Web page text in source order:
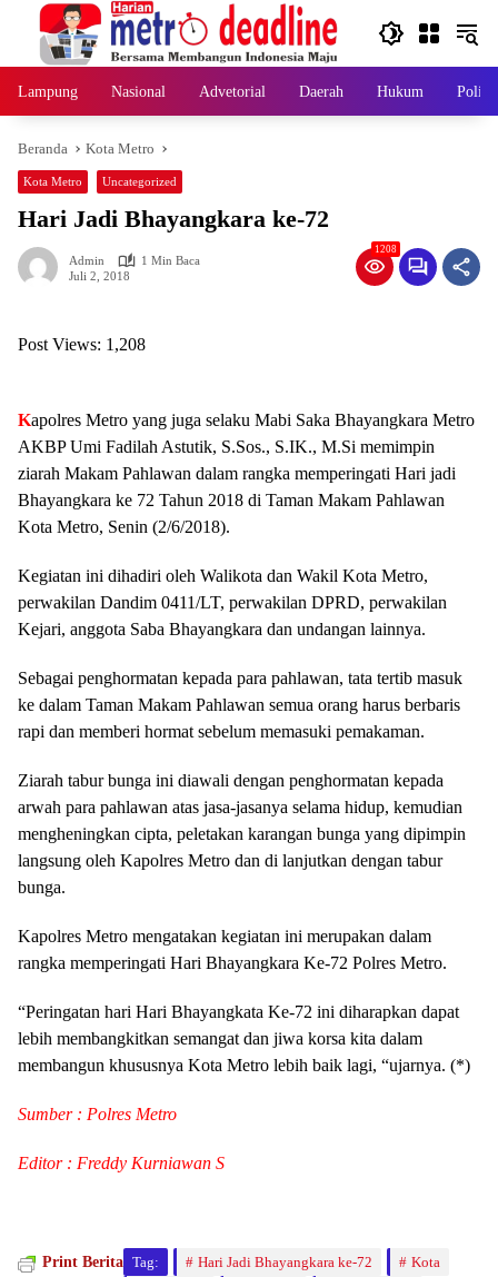
Langsung
konten
Lampung Nasional Advetorial Daerah Hukum Politik
Beranda Kota Metro
Kota Metro Uncategorized
Hari Jadi Bhayangkara ke-72
Admin
1 Min Baca
Juli 2, 2018
1208
Post Views: 1,208
Kapolres Metro yang juga selaku Mabi Saka Bhayangkara Metro
AKBP Umi Fadilah Astutik, S.Sos., S.IK., M.Si memimpin
ziarah Makam Pahlawan dalam rangka memperingati Hari jadi
Bhayangkara ke 72 Tahun 2018 di Taman Makam Pahlawan
Kota Metro, Senin (2/6/2018).
Kegiatan ini dihadiri oleh Walikota dan Wakil Kota Metro,
perwakilan Dandim 0411/LT, perwakilan DPRD, perwakilan
Kejari, anggota Saba Bhayangkara dan undangan lainnya.
Sebagai penghormatan kepada para pahlawan, tata tertib masuk
ke dalam Taman Makam Pahlawan semua orang harus berbaris
rapi dan memberi hormat sebelum memasuki pemakaman.
Ziarah tabur bunga ini diawali dengan penghormatan kepada
arwah para pahlawan atas jasa-jasanya selama hidup, kemudian
mengheningkan cipta, peletakan karangan bunga yang dipimpin
langsung oleh Kapolres Metro dan di lanjutkan dengan tabur
bunga.
Kapolres Metro mengatakan kegiatan ini merupakan dalam
rangka memperingati Hari Bhayangkara Ke-72 Polres Metro.
“Peringatan hari Hari Bhayangkata Ke-72 ini diharapkan dapat
lebih membangkitkan semangat dan jiwa korsa kita dalam
membangun khususnya Kota Metro lebih baik lagi, “ujarnya. (*)
Sumber : Polres Metro
Editor : Freddy Kurniawan S
Print Berita Tag: Hari Jadi Bhayangkara ke-72
Kota